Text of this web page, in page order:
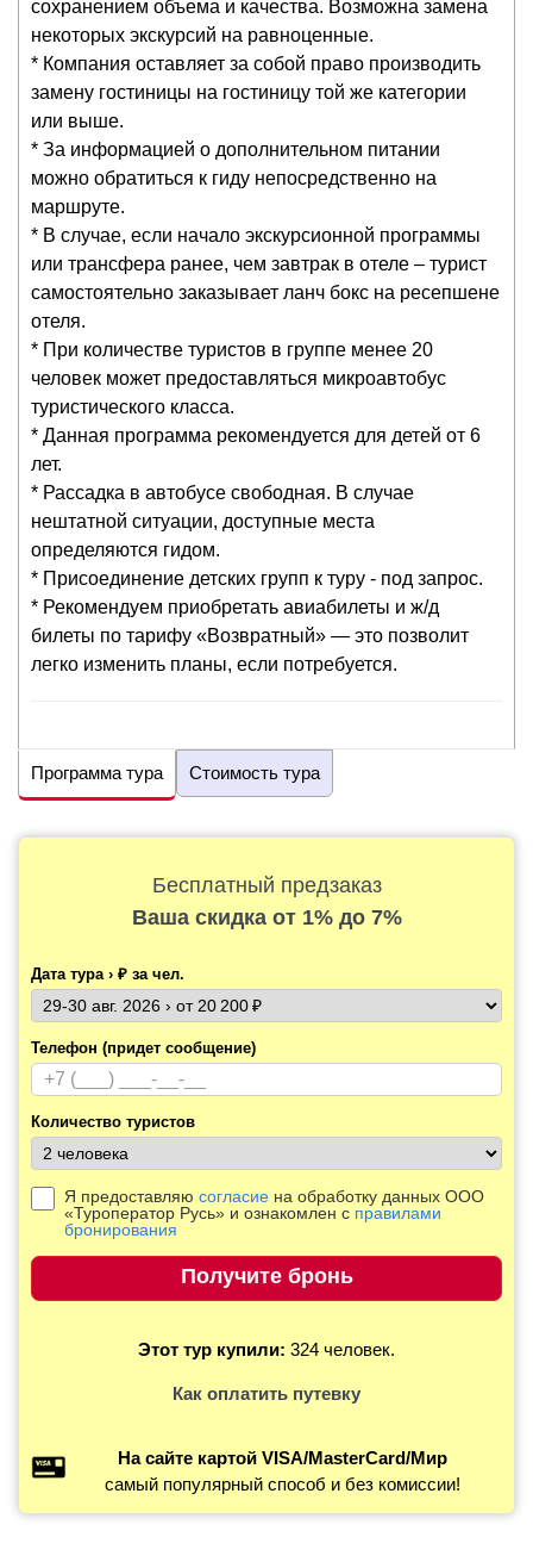
сохранением объема и качества. Возможна замена
некоторых экскурсий на равноценные.
* Компания оставляет за собой право производить
замену гостиницы на гостиницу той же категории
или выше.
* За информацией о дополнительном питании
можно обратиться к гиду непосредственно на
маршруте.
* В случае, если начало экскурсионной программы
или трансфера ранее, чем завтрак в отеле – турист
самостоятельно заказывает ланч бокс на ресепшене
отеля.
* При количестве туристов в группе менее 20
человек может предоставляться микроавтобус
туристического класса.
* Данная программа рекомендуется для детей от 6
лет.
* Рассадка в автобусе свободная. В случае
нештатной ситуации, доступные места
определяются гидом.
* Присоединение детских групп к туру - под запрос.
* Рекомендуем приобретать авиабилеты и ж/д
билеты по тарифу «Возвратный» — это позволит
легко изменить планы, если потребуется.
Программа тура Стоимость тура
Бесплатный предзаказ
Ваша скидка от 1% до 7%
Дата тура › ₽ за чел.
Телефон (придет сообщение)
Количество туристов
Я предоставляю согласие на обработку данных ООО
«Туроператор Русь» и ознакомлен с правилами
бронирования
Этот тур купили: 324 человек.
Как оплатить путевку
На сайте картой VISA/MasterCard/Мир
самый популярный способ и без комиссии!